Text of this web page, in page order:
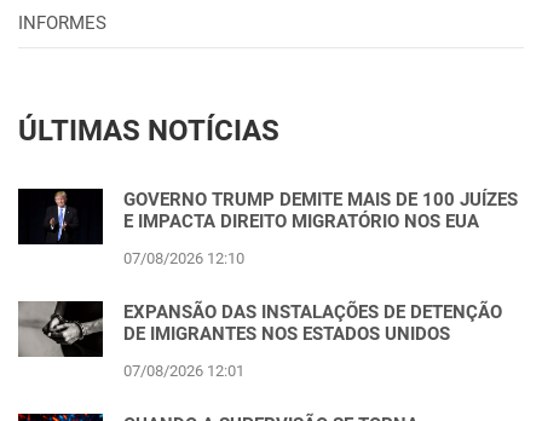
INFORMES
ÚLTIMAS NOTÍCIAS
GOVERNO TRUMP DEMITE MAIS DE 100 JUÍZES
E IMPACTA DIREITO MIGRATÓRIO NOS EUA
07/08/2026 12:10
EXPANSÃO DAS INSTALAÇÕES DE DETENÇÃO
DE IMIGRANTES NOS ESTADOS UNIDOS
07/08/2026 12:01